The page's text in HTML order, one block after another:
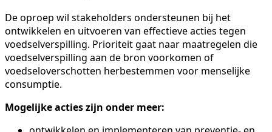
De oproep wil stakeholders ondersteunen bij het
ontwikkelen en uitvoeren van effectieve acties tegen
voedselverspilling. Prioriteit gaat naar maatregelen die
voedselverspilling aan de bron voorkomen of
voedseloverschotten herbestemmen voor menselijke
consumptie.
Mogelijke acties zijn onder meer: